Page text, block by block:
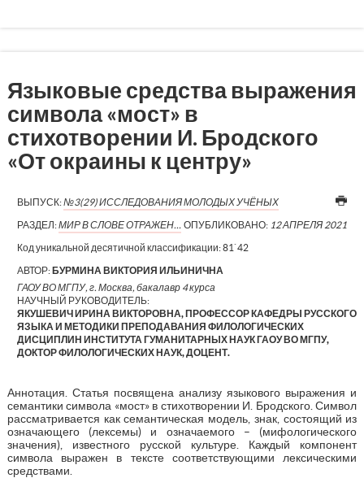
Языковые средства выражения
символа «мост» в
стихотворении И. Бродского
«От окраины к центру»
ВЫПУСК:№3(29) ИССЛЕДОВАНИЯ МОЛОДЫХ УЧЁНЫХ
РАЗДЕЛ:МИР В СЛОВЕ ОТРАЖЕН… ОПУБЛИКОВАНО: 12 АПРЕЛЯ 2021
Код уникальной десятичной классификации:81`42
АВТОР:БУРМИНА ВИКТОРИЯ ИЛЬИНИЧНА
ГАОУ ВО МГПУ, г. Москва, бакалавр 4 курса
НАУЧНЫЙ РУКОВОДИТЕЛЬ:
ЯКУШЕВИЧ ИРИНА ВИКТОРОВНА, ПРОФЕССОР КАФЕДРЫ РУССКОГО
ЯЗЫКА И МЕТОДИКИ ПРЕПОДАВАНИЯ ФИЛОЛОГИЧЕСКИХ
ДИСЦИПЛИН ИНСТИТУТА ГУМАНИТАРНЫХ НАУК ГАОУ ВО МГПУ,
ДОКТОР ФИЛОЛОГИЧЕСКИХ НАУК, ДОЦЕНТ.
Аннотация. Статья посвящена анализу языкового выражения и
семантики символа «мост» в стихотворении И. Бродского. Символ
рассматривается как семантическая модель, знак, состоящий из
означающего (лексемы) и означаемого – (мифологического
значения), известного русской культуре. Каждый компонент
символа выражен в тексте соответствующими лексическими
средствами.